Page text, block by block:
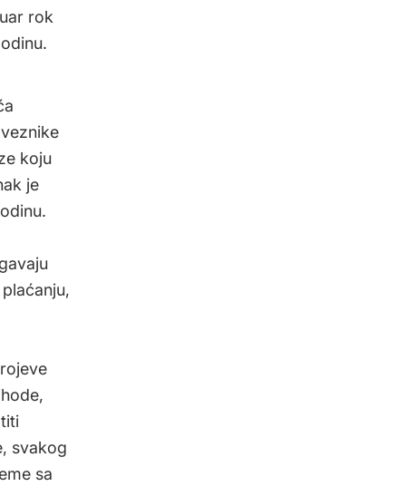
rok
koju
je
svakog
sa